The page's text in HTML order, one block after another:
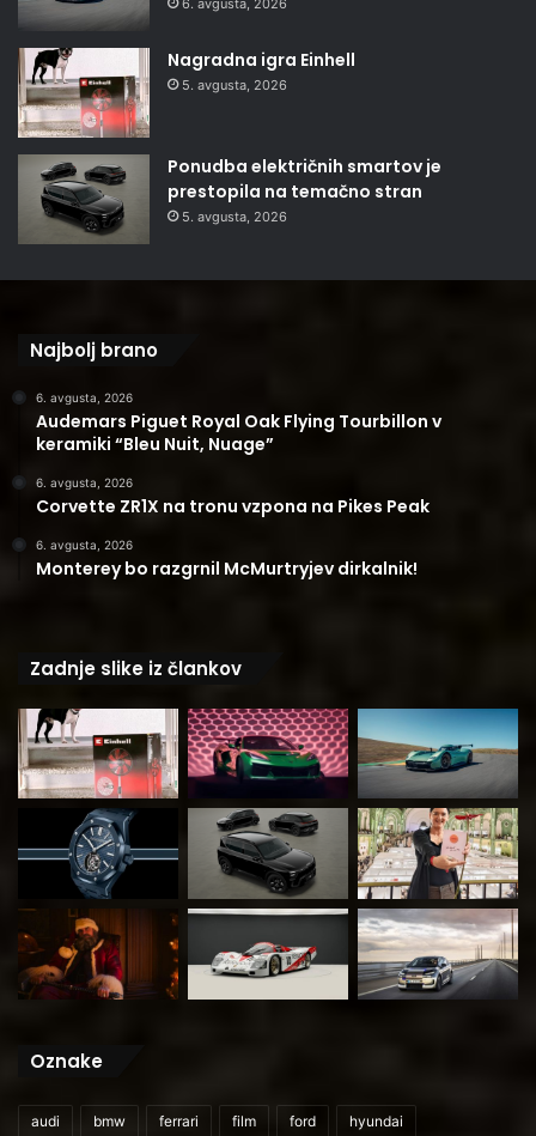
6. avgusta, 2026
Nagradna igra Einhell
5. avgusta, 2026
Ponudba električnih smartov je
prestopila na temačno stran
5. avgusta, 2026
Najbolj brano
6. avgusta, 2026
Audemars Piguet Royal Oak Flying Tourbillon v
keramiki “Bleu Nuit, Nuage”
6. avgusta, 2026
Corvette ZR1X na tronu vzpona na Pikes Peak
6. avgusta, 2026
Monterey bo razgrnil McMurtryjev dirkalnik!
Zadnje slike iz člankov
Oznake
audi bmw ferrari film ford hyundai